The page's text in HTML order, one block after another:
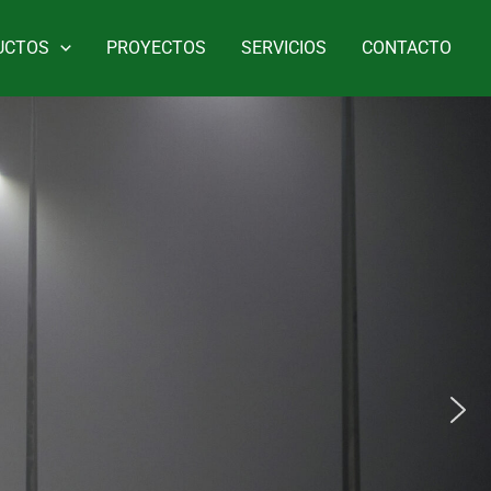
PROYECTOS SERVICIOS CONTACTO